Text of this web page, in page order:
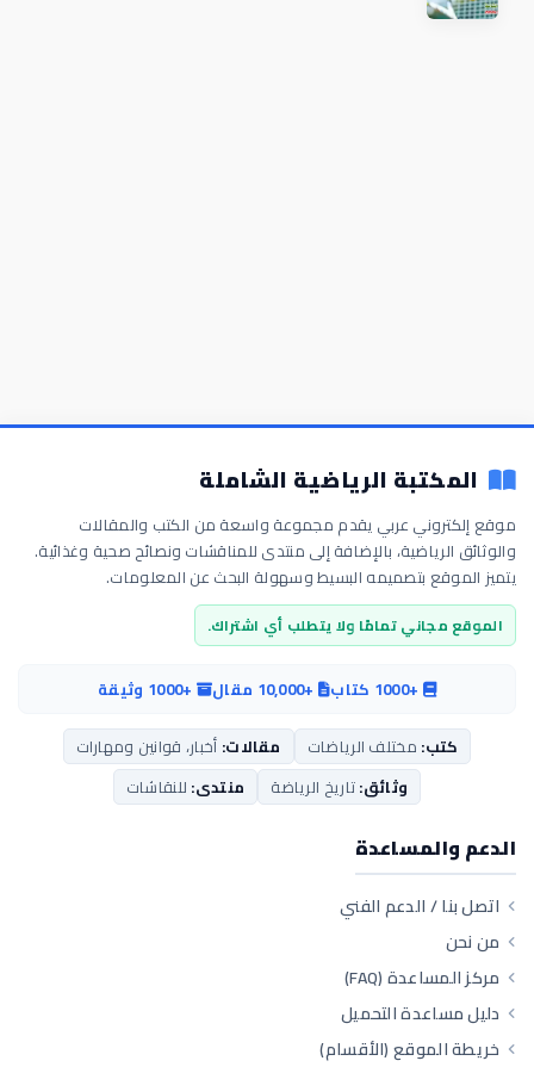
المكتبة الرياضية الشاملة
موقع إلكتروني عربي يقدم مجموعة واسعة من الكتب والمقالات
والوثائق الرياضية، بالإضافة إلى منتدى للمناقشات ونصائح صحية وغذائية.
يتميز الموقع بتصميمه البسيط وسهولة البحث عن المعلومات.
الموقع مجاني تمامًا ولا يتطلب أي اشتراك.
+1000 كتاب +10,000 مقال
+1000 وثيقة
كتب: مختلف الرياضات مقالات: أخبار، قوانين ومهارات
وثائق:تاريخ الرياضة منتدى: للنقاشات
الدعم والمساعدة
اتصل بنا / الدعم الفني
من نحن
مركز المساعدة (FAQ)
دليل مساعدة التحميل
خريطة الموقع (الأقسام)